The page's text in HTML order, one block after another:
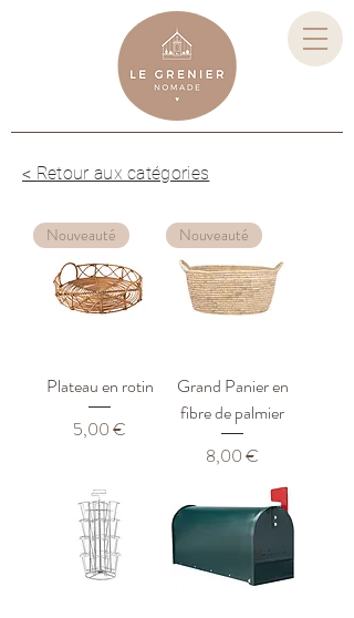
< Retour aux catégories
Nouveauté
Plateau en rotin
Prix
5,00 €
Nouveauté
Grand Panier en
fibre de palmier
Prix
8,00 €